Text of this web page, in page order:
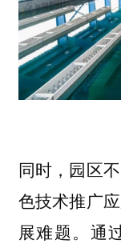
同时，园区
色技术推广
展难题。通